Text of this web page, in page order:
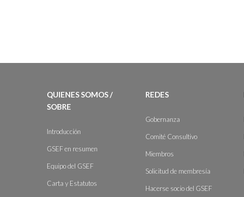
QUIENES SOMOS /
SOBRE
Introducción
GSEF en resumen
Equipo del GSEF
Carta y Estatutos
REDES
Gobernanza
Comité Consultivo
Miembros
Solicitud de membresía
Hacerse socio del GSEF